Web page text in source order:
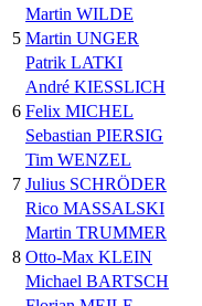
5
Martin WILDE
Martin UNGER
Patrik LATKI
6
André KIESSLICH
Felix MICHEL
Sebastian PIERSIG
7
Tim WENZEL
Julius SCHRÖDER
Rico MASSALSKI
8
Martin TRUMMER
Otto-Max KLEIN
Michael BARTSCH